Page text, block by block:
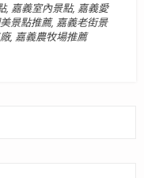
, 嘉義室內景點, 嘉義愛
景點推薦, 嘉義老街景
, 嘉義農牧場推薦